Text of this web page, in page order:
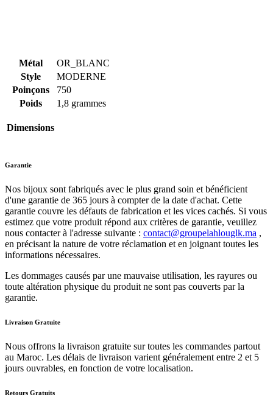
Métal
OR_BLANC
Style
MODERNE
Poinçons
750
Poids
1,8 grammes
Dimensions
Garantie
Nos bijoux sont fabriqués avec le plus grand soin et bénéficient
d'une garantie de 365 jours à compter de la date d'achat. Cette
garantie couvre les défauts de fabrication et les vices cachés. Si vous
estimez que votre produit répond aux critères de garantie, veuillez
nous contacter à l'adresse suivante : contact@groupelahlouglk.ma ,
en précisant la nature de votre réclamation et en joignant toutes les
informations nécessaires.
Les dommages causés par une mauvaise utilisation, les rayures ou
toute altération physique du produit ne sont pas couverts par la
garantie.
Livraison Gratuite
Nous offrons la livraison gratuite sur toutes les commandes partout
au Maroc. Les délais de livraison varient généralement entre 2 et 5
jours ouvrables, en fonction de votre localisation.
Retours Gratuits